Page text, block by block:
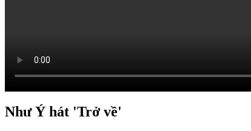
Như Ý hát 'Trở về'